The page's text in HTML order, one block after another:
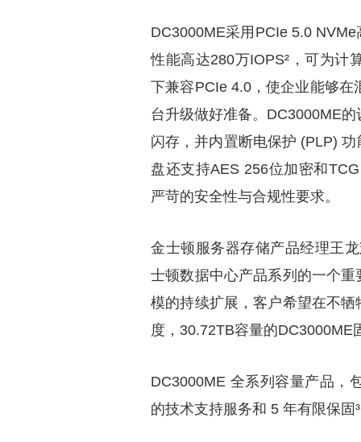
DC3000ME采用PCIe 5.0
性能高达280万IOPS²，可为计
下兼容PCIe 4.0，使企业能够
台升级做好准备。DC3000ME
闪存，并内置断电保护 (PLP)
盘还支持AES 256位加密和
严苛的安全性与合规性要求。
金士顿服务器存储产品经理王
士顿数据中心产品系列的一个
模的持续扩展，客户希望在不
度，30.72TB容量的DC3000ME
DC3000ME 全系列容量产品，
的技术支持服务和 5 年有限保固